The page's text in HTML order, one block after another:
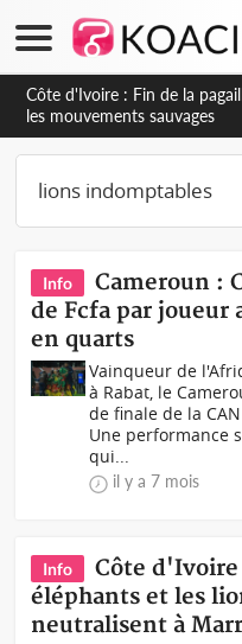
Côte d'Ivoire : Ouattara
déguerpissements illégaux
Info
Cameroun :
de Fcfa par joueur
en quarts
Vainqueur de
à Rabat, le
de finale de la
Une performance
qui...
il y a 7 mois
Info
Côte d'Ivoire
éléphants et les
neutralisent à